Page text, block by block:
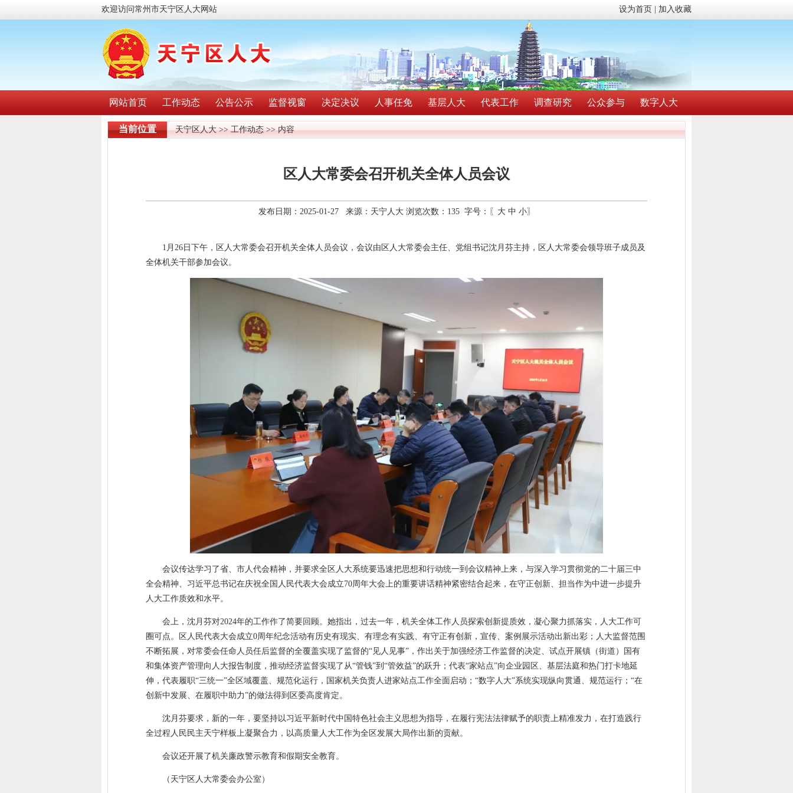
欢迎访问常州市天宁区人大网站 设为首页 加入收藏
网站首页 工作动态 公告公示 监督视窗 决定决议 人事任免 基层人大 代表工作 调查研究 公众参与 数字人大
当前位置 天宁区人大>>工作动态>> 内容
区人大常委会召开机关全体人员会议
发布日期：2025-01-27 来源：天宁人大 浏览次数： 135字号：〖 大 中 小〗
1月26日下午，区人大常委会召开机关全体人员会议，会议由区人大常委会主任、党组书记沈月芬主持，区人大常委会领导班子成员及
全体机关干部参加会议。
会议传达学习了省、市人代会精神，并要求全区人大系统要迅速把思想和行动统一到会议精神上来，与深入学习贯彻党的二十届三中
全会精神、习近平总书记在庆祝全国人民代表大会成立70周年大会上的重要讲话精神紧密结合起来，在守正创新、担当作为中进一步提升
人大工作质效和水平。
会上，沈月芬对2024年的工作作了简要回顾。她指出，过去一年，机关全体工作人员探索创新提质效，凝心聚力抓落实，人大工作可
圈可点。区人民代表大会成立0周年纪念活动有历史有现实、有理念有实践、有守正有创新，宣传、案例展示活动出新出彩；人大监督范围
不断拓展，对常委会任命人员任后监督的全覆盖实现了监督的“见人见事”，作出关于加强经济工作监督的决定、试点开展镇（街道）国有
和集体资产管理向人大报告制度，推动经济监督实现了从“管钱”到“管效益”的跃升；代表“家站点”向企业园区、基层法庭和热门打卡地延
伸，代表履职“三统一”全区域覆盖、规范化运行，国家机关负责人进家站点工作全面启动；“数字人大”系统实现纵向贯通、规范运行；“在
创新中发展、在履职中助力”的做法得到区委高度肯定。
沈月芬要求，新的一年，要坚持以习近平新时代中国特色社会主义思想为指导，在履行宪法法律赋予的职责上精准发力，在打造践行
全过程人民民主天宁样板上凝聚合力，以高质量人大工作为全区发展大局作出新的贡献。
会议还开展了机关廉政警示教育和假期安全教育。
（天宁区人大常委会办公室）